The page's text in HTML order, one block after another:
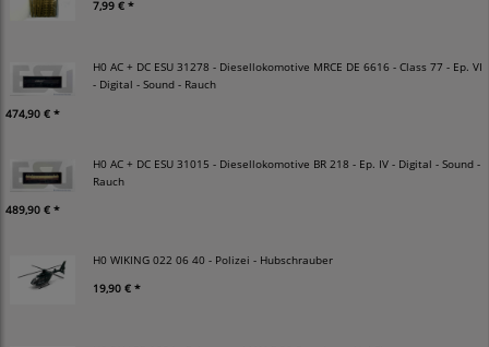
7,99 € *
H0 AC + DC ESU 31278 - Diesellokomotive MRCE DE 6616 - Class 77 - Ep. VI
- Digital - Sound - Rauch
474,90 € *
H0 AC + DC ESU 31015 - Diesellokomotive BR 218 - Ep. IV - Digital - Sound -
Rauch
489,90 € *
H0 WIKING 022 06 40 - Polizei - Hubschrauber
19,90 € *